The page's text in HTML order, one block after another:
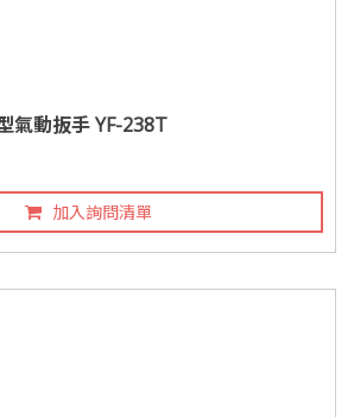
1/2"超迷你輕量型氣動扳手 YF-238T
加入詢問清單